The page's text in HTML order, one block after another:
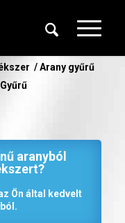
/ Arany gyűrű
aranyból
Ön által kedvelt